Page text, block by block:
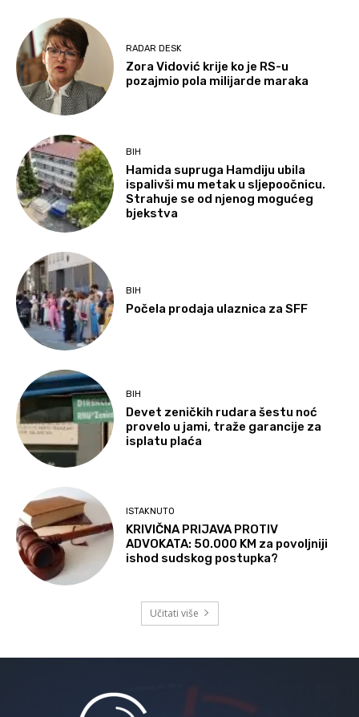
RADAR DESK
Zora Vidović krije ko je RS-u
pozajmio pola milijarde maraka
BIH
Hamida supruga Hamdiju ubila
ispalivši mu metak u sljepoočnicu.
Strahuje se od njenog mogućeg
bjekstva
BIH
Počela prodaja ulaznica za SFF
BIH
Devet zeničkih rudara šestu noć
provelo u jami, traže garancije za
isplatu plaća
ISTAKNUTO
KRIVIČNA PRIJAVA PROTIV
ADVOKATA: 50.000 KM za povoljniji
ishod sudskog postupka?
Učitati više